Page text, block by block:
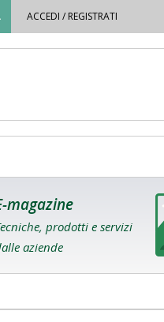
ACCEDI / REGISTRATI
magazine
prodotti e servizi
aziende